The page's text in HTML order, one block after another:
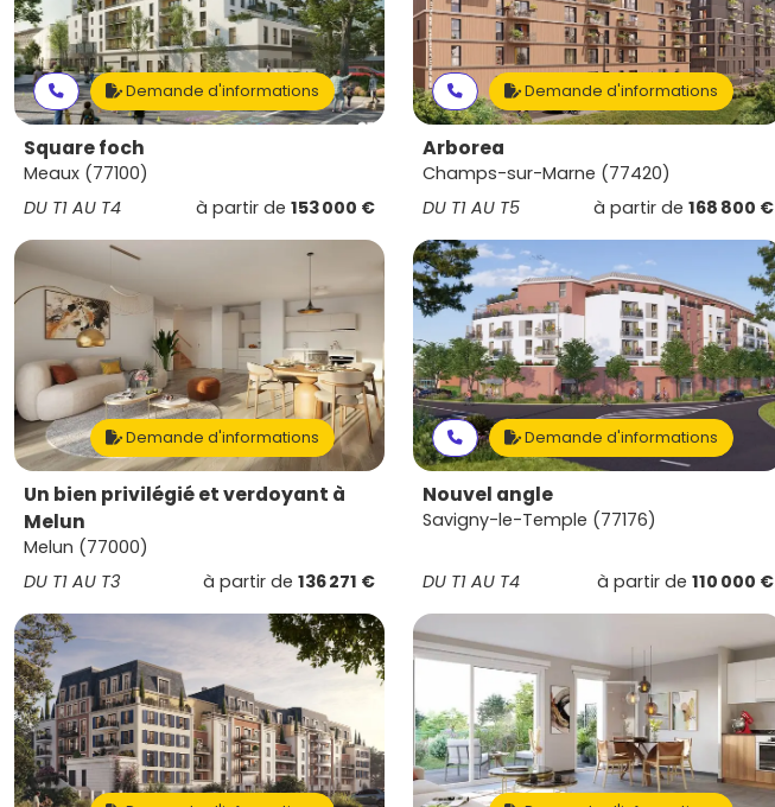
Demande d'informations
Square foch
Meaux (77100)
DU T1 AU T4
à partir de 153 000 €
Demande d'informations
Arborea
Champs-sur-Marne (77420)
DU T1 AU T5
à partir de 168 800 €
Demande d'informations
Un bien privilégié et verdoyant à
Melun
Melun (77000)
DU T1 AU T3
à partir de 136 271 €
Demande d'informations
Nouvel angle
Savigny-le-Temple (77176)
DU T1 AU T4 à partir de 110 000 €